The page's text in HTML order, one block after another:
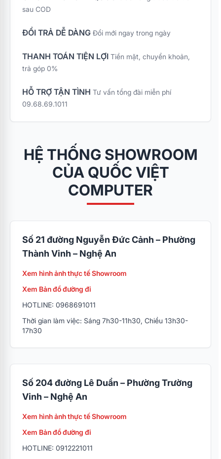
tối đa cho các bạn tân
nhập học, chương
trình ưu đãi đặc biệt
Sinh Viên – Sắm 4
Nhận 7" mang đến bộ
Kangaroo cao cấp với
mức chi phí tối ưu nhất
thiết thực.
sau COD
ĐỔI TRẢ DỄ DÀNG Đổi mới ngay trong ngày
THANH TOÁN TIỆN LỢI Tiền mặt, chuyển khoản,
trả góp 0%
HỖ TRỢ TẬN TÌNH Tư vấn tổng đài miễn phí
09.68.69.1011
HỆ THỐNG SHOWROOM
CỦA QUỐC VIỆT
COMPUTER
Số 21 đường Nguyễn Đức Cảnh – Phường
Thành Vinh – Nghệ An
Xem hình ảnh thực tế Showroom
Xem Bản đồ đường đi
HOTLINE: 0968691011
Thời gian làm việc: Sáng 7h30-11h30, Chiều 13h30-
17h30
Số 204 đường Lê Duẩn – Phường Trường
Vinh – Nghệ An
Xem hình ảnh thực tế Showroom
Xem Bản đồ đường đi
HOTLINE: 0912221011